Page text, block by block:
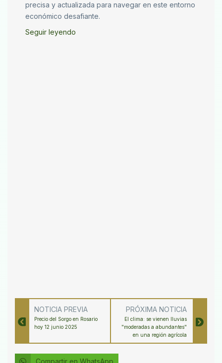
precisa y actualizada para navegar en este entorno
económico desafiante.
Seguir leyendo
NOTICIA PREVIA
Precio del Sorgo en Rosario
hoy 12 junio 2025
PRÓXIMA NOTICIA
El clima: se vienen lluvias
"moderadas a abundantes"
en una región agrícola